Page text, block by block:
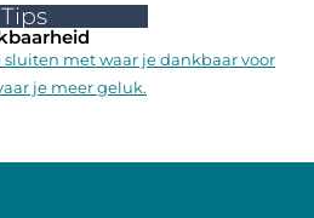
Tips
sluiten met waar je dankbaar voor
je meer geluk.